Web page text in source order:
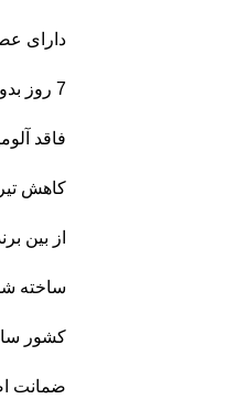
دارای
7 روز بدون بوی عرق
فاقد
کاهش
از بین
ساخته
کشور
ضمانت